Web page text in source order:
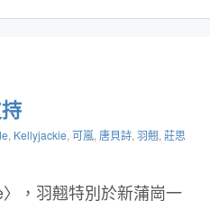
, Kellyjackie, 可嵐, 唐貝詩, 羽翹, 莊思
，羽翹特別於新蒲崗一